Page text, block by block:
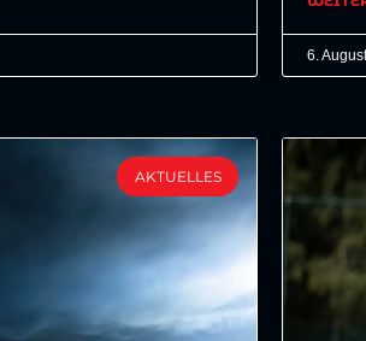
6.
AKTUELLES